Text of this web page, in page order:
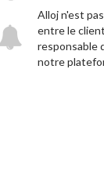
Alloj n'est
entre le
responsable
notre